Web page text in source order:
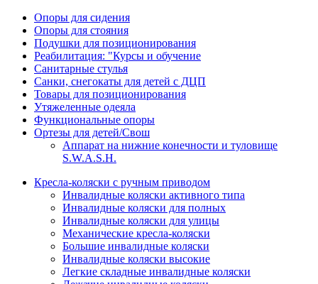
Опоры для сидения
Опоры для стояния
Подушки для позиционирования
Реабилитация: "Курсы и обучение
Санитарные стулья
Санки, снегокаты для детей с ДЦП
Товары для позиционирования
Утяжеленные одеяла
Функциональные опоры
Ортезы для детей/Свош
Аппарат на нижние конечности и туловище
S.W.A.S.H.
Кресла-коляски с ручным приводом
Инвалидные коляски активного типа
Инвалидные коляски для полных
Инвалидные коляски для улицы
Механические кресла-коляски
Большие инвалидные коляски
Инвалидные коляски высокие
Легкие складные инвалидные коляски